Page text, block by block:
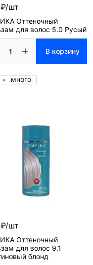
₽/шт
Оттеночный
для волос 5.0 Русый
В корзину
много
₽/шт
Оттеночный
для волос 9.1
блонд